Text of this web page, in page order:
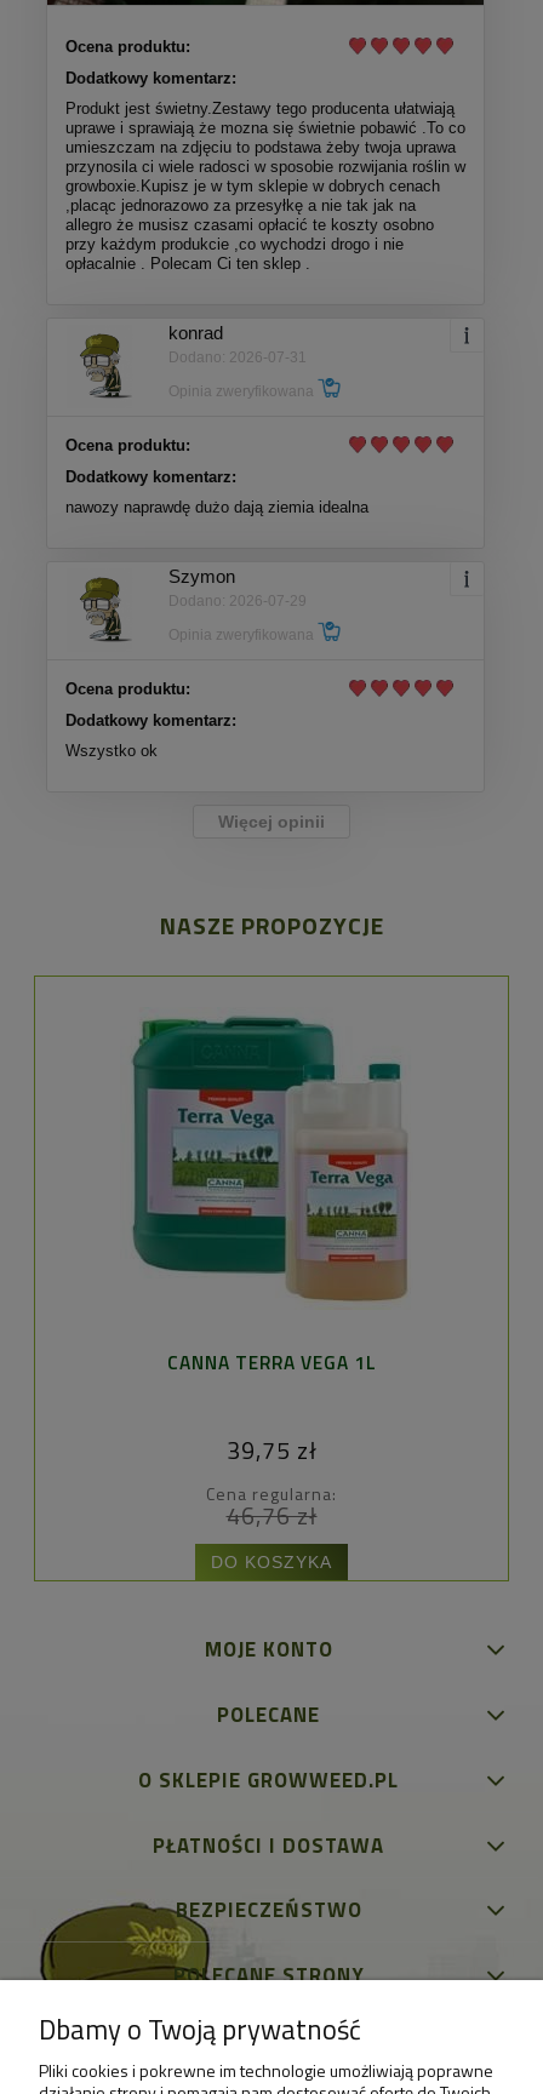
Ocena produktu:
Dodatkowy komentarz:
Produkt jest świetny.Zestawy tego producenta ułatwiają
uprawe i sprawiają że mozna się świetnie pobawić .To co
umieszczam na zdjęciu to podstawa żeby twoja uprawa
przynosila ci wiele radosci w sposobie rozwijania roślin w
growboxie.Kupisz je w tym sklepie w dobrych cenach
,placąc jednorazowo za przesyłkę a nie tak jak na
allegro że musisz czasami opłacić te koszty osobno
przy każdym produkcie ,co wychodzi drogo i nie
opłacalnie . Polecam Ci ten sklep .
konrad
Dodano: 2026-07-31
Opinia zweryfikowana
Ocena produktu:
Dodatkowy komentarz:
nawozy naprawdę dużo dają ziemia idealna
Szymon
Dodano: 2026-07-29
Opinia zweryfikowana
Ocena produktu:
Dodatkowy komentarz:
Wszystko ok
Więcej opinii
NASZE PROPOZYCJE
CANNA TERRA VEGA 1L
39,75 zł
Cena regularna:
46,76 zł
DO KOSZYKA
MOJE KONTO
POLECANE
O SKLEPIE GROWWEED.PL
PŁATNOŚCI I DOSTAWA
BEZPIECZEŃSTWO
POLECANE STRONY
Dbamy o Twoją prywatność
Pliki cookies i pokrewne im technologie umożliwiają poprawne